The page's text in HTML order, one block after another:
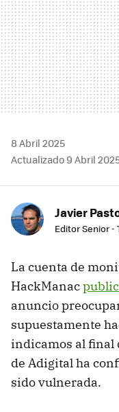
8 Abril 2025
Actualizado 9 Abril
Javier
Editor Senior -
La cuenta de
HackManac
anuncio
supuestamente
indicamos al final
de Adigital ha
sido vulnerada.